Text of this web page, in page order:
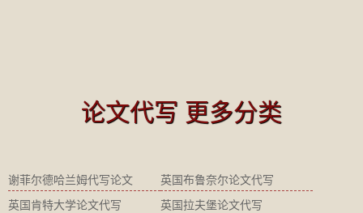
论文代写 更多分类
谢菲尔德哈兰姆代写论文 英国布鲁奈尔论文代写
英国肯特大学论文代写 英国拉夫堡论文代写